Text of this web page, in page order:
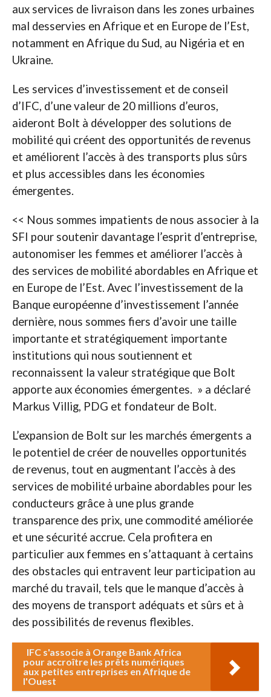
aux services de livraison dans les zones urbaines
mal desservies en Afrique et en Europe de l’Est,
notamment en Afrique du Sud, au Nigéria et en
Ukraine.
Les services d’investissement et de conseil
d’IFC, d’une valeur de 20 millions d’euros,
aideront Bolt à développer des solutions de
mobilité qui créent des opportunités de revenus
et améliorent l’accès à des transports plus sûrs
et plus accessibles dans les économies
émergentes.
<< Nous sommes impatients de nous associer à la
SFI pour soutenir davantage l’esprit d’entreprise,
autonomiser les femmes et améliorer l’accès à
des services de mobilité abordables en Afrique et
en Europe de l’Est. Avec l’investissement de la
Banque européenne d’investissement l’année
dernière, nous sommes fiers d’avoir une taille
importante et stratégiquement importante
institutions qui nous soutiennent et
reconnaissent la valeur stratégique que Bolt
apporte aux économies émergentes. » a déclaré
Markus Villig, PDG et fondateur de Bolt.
L’expansion de Bolt sur les marchés émergents a
le potentiel de créer de nouvelles opportunités
de revenus, tout en augmentant l’accès à des
services de mobilité urbaine abordables pour les
conducteurs grâce à une plus grande
transparence des prix, une commodité améliorée
et une sécurité accrue. Cela profitera en
particulier aux femmes en s’attaquant à certains
des obstacles qui entravent leur participation au
marché du travail, tels que le manque d’accès à
des moyens de transport adéquats et sûrs et à
des possibilités de revenus flexibles.
IFC s'associe à Orange Bank Africa
pour accroître les prêts numériques
aux petites entreprises en Afrique de
l'Ouest